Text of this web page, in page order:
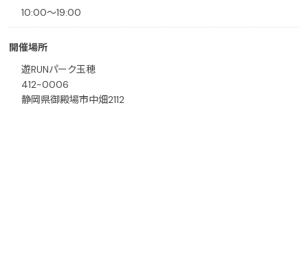
10:00～19:00
開催場所
遊RUNパーク玉穂
412-0006
静岡県御殿場市中畑2112